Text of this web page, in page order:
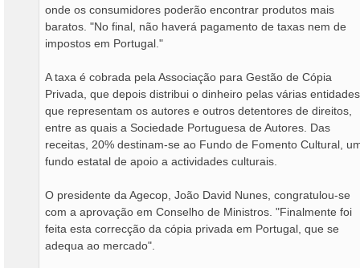
onde os consumidores poderão encontrar produtos mais
baratos. "No final, não haverá pagamento de taxas nem de
impostos em Portugal."
A taxa é cobrada pela Associação para Gestão de Cópia
Privada, que depois distribui o dinheiro pelas várias entidades
que representam os autores e outros detentores de direitos,
entre as quais a Sociedade Portuguesa de Autores. Das
receitas, 20% destinam-se ao Fundo de Fomento Cultural,
fundo estatal de apoio a actividades culturais.
O presidente da Agecop, João David Nunes, congratulou-se
com a aprovação em Conselho de Ministros. "Finalmente foi
feita esta correcção da cópia privada em Portugal, que se
adequa ao mercado".